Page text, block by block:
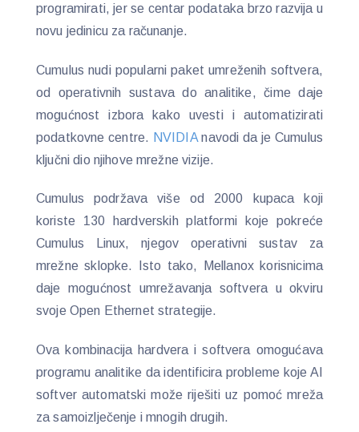
programirati, jer se centar podataka brzo razvija u
novu jedinicu za računanje.
Cumulus nudi popularni paket umreženih softvera,
od operativnih sustava do analitike, čime daje
mogućnost izbora kako uvesti i automatizirati
podatkovne centre. NVIDIAnavodi da je Cumulus
ključni dio njihove mrežne vizije.
Cumulus podržava više od 2000 kupaca koji
koriste 130 hardverskih platformi koje pokreće
Cumulus Linux, njegov operativni sustav za
mrežne sklopke. Isto tako, Mellanox korisnicima
daje mogućnost umrežavanja softvera u okviru
svoje Open Ethernet strategije.
Ova kombinacija hardvera i softvera omogućava
programu analitike da identificira probleme koje AI
softver automatski može riješiti uz pomoć mreža
za samoizlječenje i mnogih drugih.